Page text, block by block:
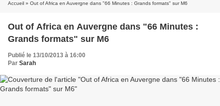
Accueil » Out of Africa en Auvergne dans "66 Minutes : Grands formats" sur M6
Out of Africa en Auvergne dans "66 Minutes :
Grands formats" sur M6
Publié le 13/10/2013 à 16:00
Par Sarah